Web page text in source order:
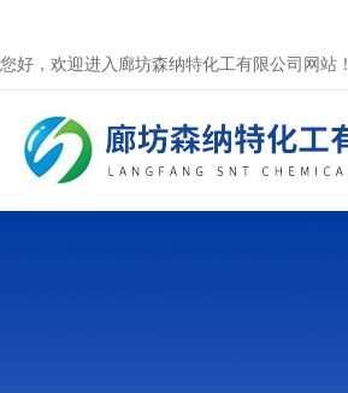
您好，欢迎进入廊坊森纳特化工有限公司网站！